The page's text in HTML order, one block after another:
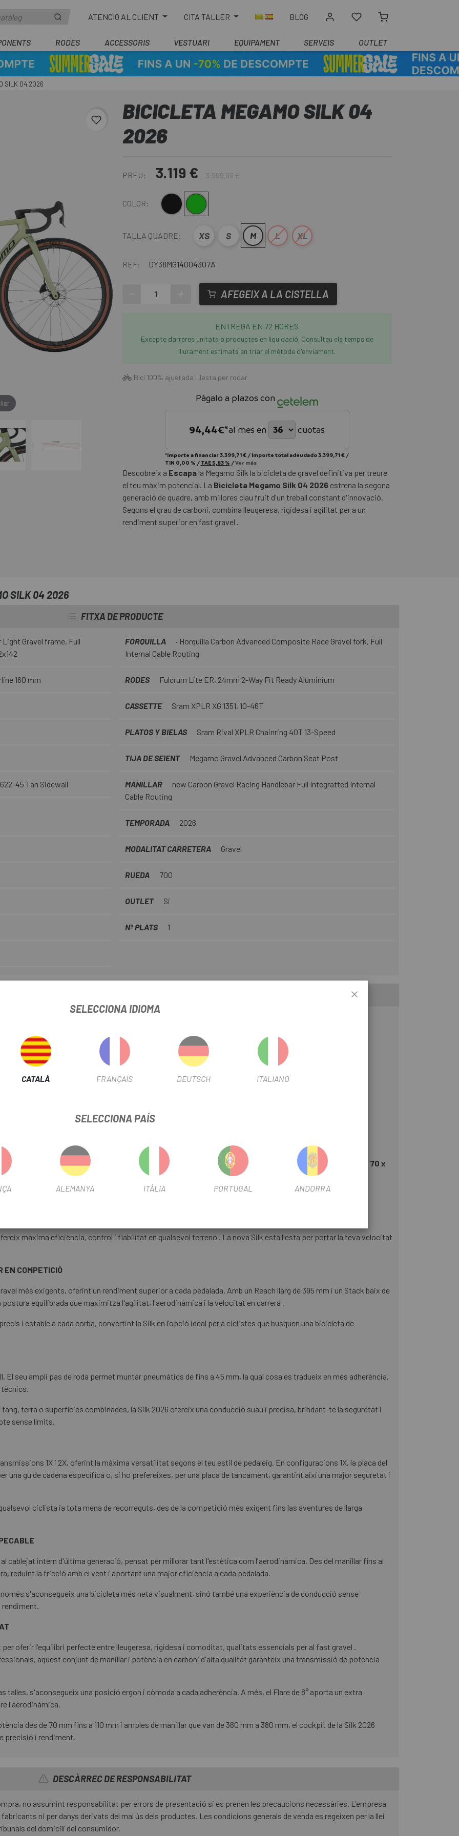
ATENCIÓ AL CLIENT CITA TALLER BLOG
RODES ACCESSORIS VESTUARI EQUIPAMENT SERVEIS OUTLET
SILK 04 2026
favorite_borderBICICLETA MEGAMO SILK 04
2026
PREU: 3.119 € 3.999,00 €
COLOR: Negre Verd
TALLA QUADRE: XS S M L XL
REF: DY38MG14004307A
AFEGEIX A LA CISTELLA
ENTREGA EN 72 HORES
Excepte darreres unitats o productes en liquidació. Consulteu els temps de
lliurament estimats en triar el mètode d'enviament.
Bici 100% ajustada i llesta per rodar
Págalo a plazos con
94,44€*al mes en cuotas
*Importe a financiar3.399,71 € / Importe total adeudado3.399,71 €/
TIN 0,00 % / TAE 5,83 % /Ver más
Descobreix a Escapa la Megamo Silk la bicicleta de gravel definitiva per treure
el teu màxim potencial. La Bicicleta Megamo Silk 04 2026 estrena la segona
generació de quadre, amb millores clau fruit d'un treball constant d'innovació.
Segons el grau de carboni, combina lleugeresa, rigidesa i agilitat per a un
rendiment superior en fast gravel .
SILK 04 2026
FITXA DE PRODUCTE
Gravel frame, Full
FORQUILLA
· Horquilla Carbon Advanced Composite Race Gravel fork, Full
Internal Cable Routing
160 mm RODES Fulcrum Lite ER, 24mm 2-Way Fit Ready Aluminium
CASSETTE Sram XPLR XG 1351, 10-46T
PLATOS Y BIELAS Sram Rival XPLR Chainring 40T 13-Speed
TIJA DE SEIENT Megamo Gravel Advanced Carbon Seat Post
45 Tan Sidewall MANILLAR
new Carbon Gravel Racing Handlebar Full Integratted Internal
Cable Routing
TEMPORADA 2026
MODALITAT CARRETERA Gravel
RUEDA 700
OUTLET Si
Nº PLATS 1
Gravel frame, Full Internal Cable Routing
Gravel fork, Full Internal Cable Routing
/ M, L size 172,5 mm / XL size 175 mm
Full New Carbon Gravel Racing Handlebar Full Integratted Internal Cable Routing / XS size 70 x
90 x 360 x 410 mm / L si 110 x 380 x 430
Seat Post/XS, S size 350 mm/M, L size 400 mm/XL size 450 mm
màxima eficiència, control i fiabilitat en qualsevol terreno . La nova Silk està llesta per portar la teva velocitat
EN COMPETICIÓ
més exigents, oferint un rendiment superior a cada pedalada. Amb un Reach llarg de 395 mm i un Stack baix de
postura equilibrada que maximitza l'agilitat, l'aerodinàmica i la velocitat en carrera .
i estable a cada corba, convertint la Silk en l'opció ideal per a ciclistes que busquen una bicicleta de
El seu ampli pas de roda permet muntar pneumàtics de fins a 45 mm, la qual cosa es tradueix en més adherència,
terra o superfícies combinades, la Silk 2026 ofereix una conducció suau i precisa, brindant-te la seguretat i
sense límits.
1X i 2X, oferint la màxima versatilitat segons el teu estil de pedaleig. En configuracions 1X, la placa del
gu de cadena específica o, si ho prefereixes, per una placa de tancament, garantint així una major seguretat i
ciclista ia tota mena de recorreguts, des de la competició més exigent fins las aventures de llarga
cablejat intern d'última generació, pensat per millorar tant l'estètica com l'aerodinàmica. Des del manillar fins al
reduint la fricció amb el vent i aportant una major eficiència a cada pedalada.
s'aconsegueix una bicicleta més neta visualment, sinó també una experiència de conducció sense
oferir l'equilibri perfecte entre lleugeresa, rigidesa i comoditat, qualitats essencials per al fast gravel .
aquest conjunt de manillar i potència en carboni d'alta qualitat garanteix una transmissió de potència
talles, s'aconsegueix una posició ergon i còmoda a cada adherència. A més, el Flare de 8° aporta un extra
l'aerodinàmica.
des de 70 mm fins a 110 mm i amples de manillar que van de 360 mm a 380 mm, el cockpit de la Silk 2026
precisió i rendiment.
DESCÀRREC DE RESPONSABILITAT
no assumint responsabilitat per errors de presentació si es prenen les precaucions necessàries. L'empresa
ni per danys derivats del mal ús dels productes. Les condicions generals de venda es regeixen per la llei
del domicili del consumidor.
SELECCIONA IDIOMA
CATALÀ FRANÇAIS DEUTSCH ITALIANO
SELECCIONA PAÍS
ALEMANYA ITÀLIA PORTUGAL ANDORRA